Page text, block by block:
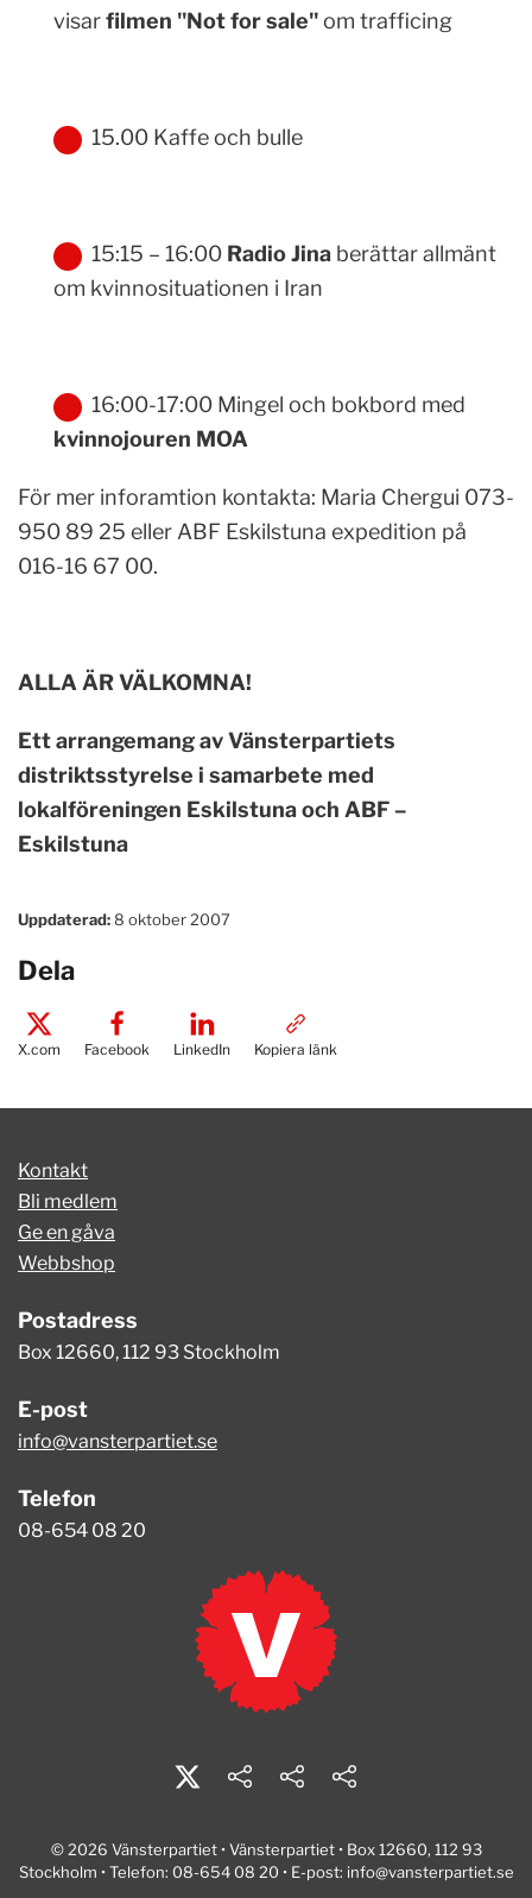
visarfilmen "Not for sale"om trafficing
15.00 Kaffe och bulle
15:15 – 16:00 Radio Jina berättar allmänt
om kvinnosituationen i Iran
16:00-17:00 Mingel och bokbord med
kvinnojouren MOA
För mer inforamtion kontakta: Maria Chergui 073-
950 89 25 eller ABF Eskilstuna expedition på
016-16 67 00.
ALLA ÄR VÄLKOMNA!
Ett arrangemang av Vänsterpartiets
distriktsstyrelse i samarbete med
lokalföreningen Eskilstuna och ABF –
Eskilstuna
Uppdaterad:8 oktober 2007
Dela
X.com Facebook LinkedIn Kopiera länk
Kontakt
Bli medlem
Ge en gåva
Webbshop
Postadress
Box 12660, 112 93 Stockholm
E-post
info@vansterpartiet.se
Telefon
08-654 08 20
© 2026 Vänsterpartiet • Vänsterpartiet • Box 12660, 112 93
Stockholm • Telefon: 08-654 08 20 • E-post: info@vansterpartiet.se